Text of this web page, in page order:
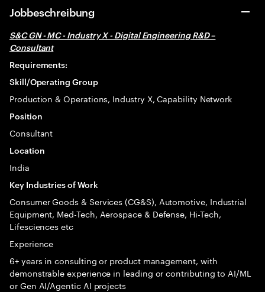
Jobbeschreibung
S&C GN - MC - Industry X - Digital Engineering R&D –
Consultant
Requirements:
Skill/Operating Group
Production & Operations, Industry X, Capability Network
Position
Consultant
Location
India
Key Industries of Work
Consumer Goods & Services (CG&S), Automotive, Industrial
Equipment, Med-Tech, Aerospace & Defense, Hi-Tech,
Lifesciences etc
Experience
6+ years in consulting or product management, with
demonstrable experience in leading or contributing to AI/ML
or Gen AI/Agentic AI projects